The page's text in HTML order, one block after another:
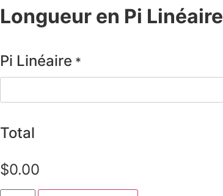
Longueur en Pi Linéaire
Pi Linéaire *
Total
$0.00